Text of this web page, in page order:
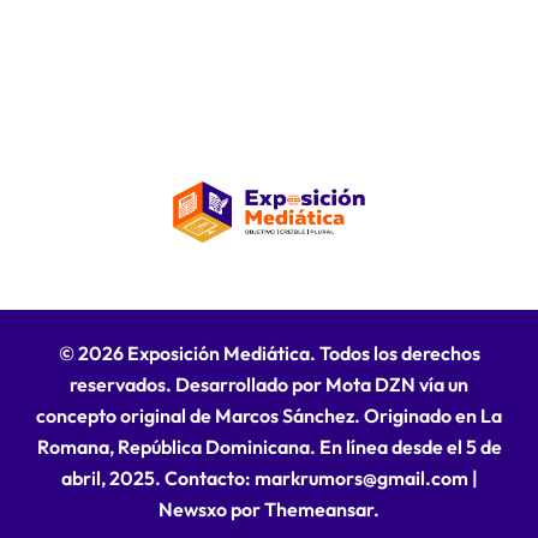
© 2026 Exposición Mediática. Todos los derechos
reservados. Desarrollado por Mota DZN vía un
concepto original de Marcos Sánchez. Originado en La
Romana, República Dominicana. En línea desde el 5 de
abril, 2025. Contacto: markrumors@gmail.com |
Newsxo porThemeansar.